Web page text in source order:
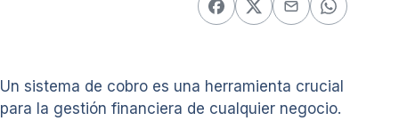
Un sistema de cobro es una herramienta crucial
para la gestión financiera de cualquier negocio.